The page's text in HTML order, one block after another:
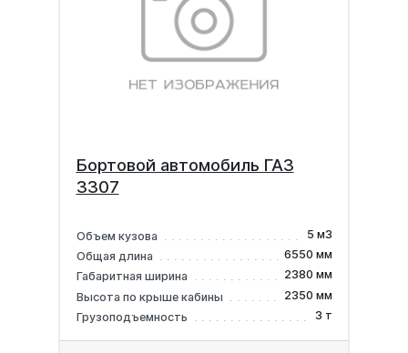
Бортовой автомобиль ГАЗ
3307
Объем кузова
5 м3
Общая длина
6550 мм
Габаритная ширина
2380 мм
Высота по крыше кабины
2350 мм
Грузоподъемность
3 т